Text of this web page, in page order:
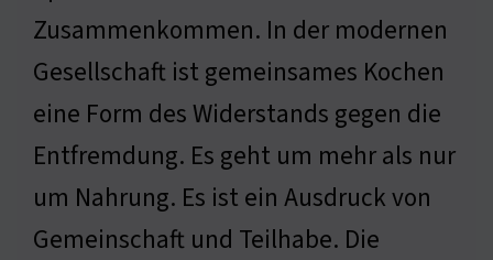
Zusammenkommen. In der modernen
Gesellschaft ist gemeinsames Kochen
eine Form des Widerstands gegen die
Entfremdung. Es geht um mehr als nur
um Nahrung. Es ist ein Ausdruck von
Gemeinschaft und Teilhabe. Die